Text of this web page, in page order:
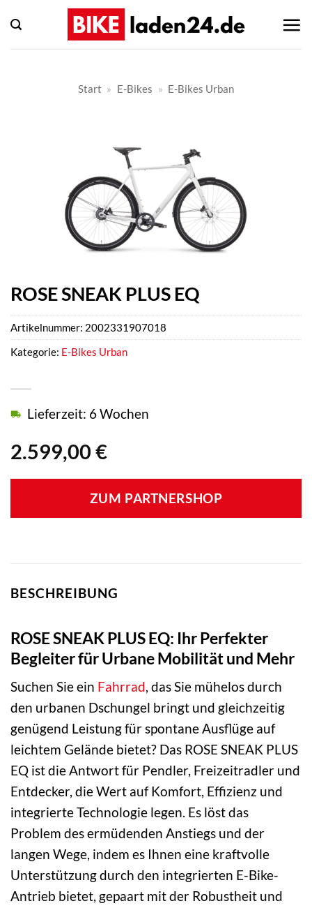
Inhalt
springen
Start » E-Bikes » E-Bikes Urban
ROSE SNEAK PLUS EQ
2.599,00 €
Lieferzeit: 6 Wochen
ZUM PARTNERSHOP
Artikelnummer: 2002331907018
Kategorie: E-Bikes Urban
BESCHREIBUNG
ROSE SNEAK PLUS EQ: Ihr Perfekter
Begleiter für Urbane Mobilität und Mehr
Suchen Sie ein Fahrrad, das Sie mühelos durch
den urbanen Dschungel bringt und gleichzeitig
genügend Leistung für spontane Ausflüge auf
leichtem Gelände bietet? Das ROSE SNEAK PLUS
EQ ist die Antwort für Pendler, Freizeitradler und
Entdecker, die Wert auf Komfort, Effizienz und
integrierte Technologie legen. Es löst das
Problem des ermüdenden Anstiegs und der
langen Wege, indem es Ihnen eine kraftvolle
Unterstützung durch den integrierten E-Bike-
Antrieb bietet, gepaart mit der Robustheit und